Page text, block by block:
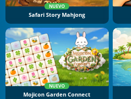
NUEVO
Safari Story Mahjong
NUEVO
Mojicon Garden Connect